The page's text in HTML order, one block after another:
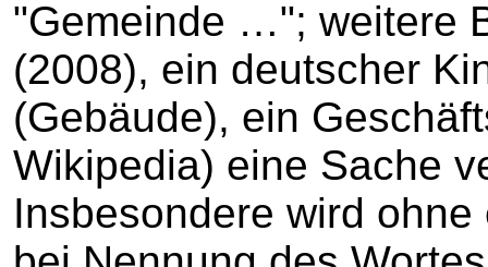
"Gemeinde …"; weitere
(2008), ein deutscher
(Gebäude), ein
Wikipedia) eine Sache
Insbesondere wird